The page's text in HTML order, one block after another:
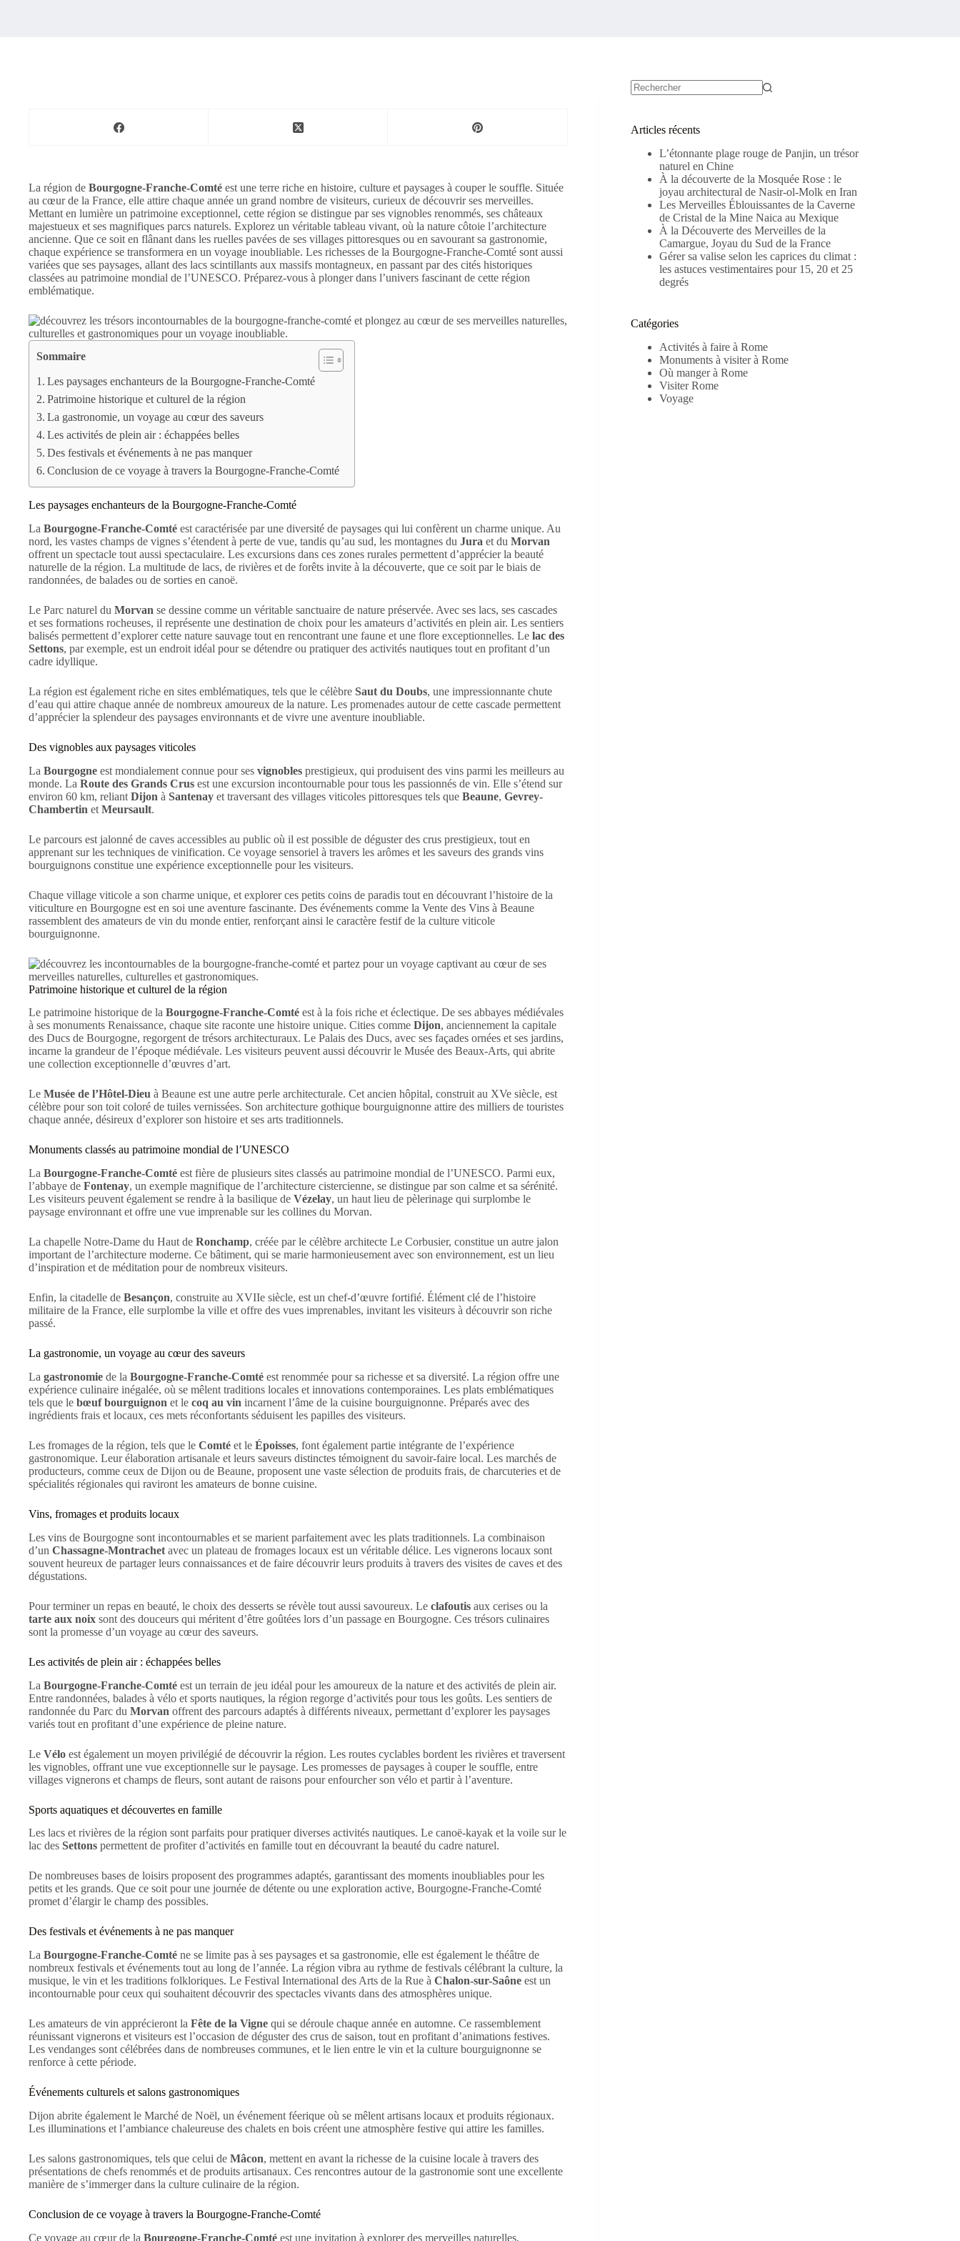
La région de Bourgogne-Franche-Comté est une terre riche en histoire, culture et paysages à couper le souffle. Située
au cœur de la France, elle attire chaque année un grand nombre de visiteurs, curieux de découvrir ses merveilles.
Mettant en lumière un patrimoine exceptionnel, cette région se distingue par ses vignobles renommés, ses châteaux
majestueux et ses magnifiques parcs naturels. Explorez un véritable tableau vivant, où la nature côtoie l’architecture
ancienne. Que ce soit en flânant dans les ruelles pavées de ses villages pittoresques ou en savourant sa gastronomie,
chaque expérience se transformera en un voyage inoubliable. Les richesses de la Bourgogne-Franche-Comté sont aussi
variées que ses paysages, allant des lacs scintillants aux massifs montagneux, en passant par des cités historiques
classées au patrimoine mondial de l’UNESCO. Préparez-vous à plonger dans l’univers fascinant de cette région
emblématique.
Sommaire
Les paysages enchanteurs de la Bourgogne-Franche-Comté
Patrimoine historique et culturel de la région
La gastronomie, un voyage au cœur des saveurs
Les activités de plein air : échappées belles
Des festivals et événements à ne pas manquer
Conclusion de ce voyage à travers la Bourgogne-Franche-Comté
Les paysages enchanteurs de la Bourgogne-Franche-Comté
La Bourgogne-Franche-Comté est caractérisée par une diversité de paysages qui lui confèrent un charme unique. Au
nord, les vastes champs de vignes s’étendent à perte de vue, tandis qu’au sud, les montagnes du Jura et du Morvan
offrent un spectacle tout aussi spectaculaire. Les excursions dans ces zones rurales permettent d’apprécier la beauté
naturelle de la région. La multitude de lacs, de rivières et de forêts invite à la découverte, que ce soit par le biais de
randonnées, de balades ou de sorties en canoë.
Le Parc naturel du Morvan se dessine comme un véritable sanctuaire de nature préservée. Avec ses lacs, ses cascades
et ses formations rocheuses, il représente une destination de choix pour les amateurs d’activités en plein air. Les sentiers
balisés permettent d’explorer cette nature sauvage tout en rencontrant une faune et une flore exceptionnelles. Le lac des
Settons, par exemple, est un endroit idéal pour se détendre ou pratiquer des activités nautiques tout en profitant d’un
cadre idyllique.
La région est également riche en sites emblématiques, tels que le célèbre Saut du Doubs, une impressionnante chute
d’eau qui attire chaque année de nombreux amoureux de la nature. Les promenades autour de cette cascade permettent
d’apprécier la splendeur des paysages environnants et de vivre une aventure inoubliable.
Des vignobles aux paysages viticoles
La Bourgogne est mondialement connue pour ses vignobles prestigieux, qui produisent des vins parmi les meilleurs au
monde. La Route des Grands Crus est une excursion incontournable pour tous les passionnés de vin. Elle s’étend sur
environ 60 km, reliant Dijon à Santenay et traversant des villages viticoles pittoresques tels que Beaune, Gevrey-
Chambertin et Meursault.
Le parcours est jalonné de caves accessibles au public où il est possible de déguster des crus prestigieux, tout en
apprenant sur les techniques de vinification. Ce voyage sensoriel à travers les arômes et les saveurs des grands vins
bourguignons constitue une expérience exceptionnelle pour les visiteurs.
Chaque village viticole a son charme unique, et explorer ces petits coins de paradis tout en découvrant l’histoire de la
viticulture en Bourgogne est en soi une aventure fascinante. Des événements comme la Vente des Vins à Beaune
rassemblent des amateurs de vin du monde entier, renforçant ainsi le caractère festif de la culture viticole
bourguignonne.
Patrimoine historique et culturel de la région
Le patrimoine historique de la Bourgogne-Franche-Comté est à la fois riche et éclectique. De ses abbayes médiévales
à ses monuments Renaissance, chaque site raconte une histoire unique. Cities comme Dijon, anciennement la capitale
des Ducs de Bourgogne, regorgent de trésors architecturaux. Le Palais des Ducs, avec ses façades ornées et ses jardins,
incarne la grandeur de l’époque médiévale. Les visiteurs peuvent aussi découvrir le Musée des Beaux-Arts, qui abrite
une collection exceptionnelle d’œuvres d’art.
Le Musée de l’Hôtel-Dieu à Beaune est une autre perle architecturale. Cet ancien hôpital, construit au XVe siècle, est
célèbre pour son toit coloré de tuiles vernissées. Son architecture gothique bourguignonne attire des milliers de touristes
chaque année, désireux d’explorer son histoire et ses arts traditionnels.
Monuments classés au patrimoine mondial de l’UNESCO
La Bourgogne-Franche-Comté est fière de plusieurs sites classés au patrimoine mondial de l’UNESCO. Parmi eux,
l’abbaye de Fontenay, un exemple magnifique de l’architecture cistercienne, se distingue par son calme et sa sérénité.
Les visiteurs peuvent également se rendre à la basilique de Vézelay, un haut lieu de pèlerinage qui surplombe le
paysage environnant et offre une vue imprenable sur les collines du Morvan.
La chapelle Notre-Dame du Haut de Ronchamp, créée par le célèbre architecte Le Corbusier, constitue un autre jalon
important de l’architecture moderne. Ce bâtiment, qui se marie harmonieusement avec son environnement, est un lieu
d’inspiration et de méditation pour de nombreux visiteurs.
Enfin, la citadelle de Besançon, construite au XVIIe siècle, est un chef-d’œuvre fortifié. Élément clé de l’histoire
militaire de la France, elle surplombe la ville et offre des vues imprenables, invitant les visiteurs à découvrir son riche
passé.
La gastronomie, un voyage au cœur des saveurs
La gastronomie de la Bourgogne-Franche-Comté est renommée pour sa richesse et sa diversité. La région offre une
expérience culinaire inégalée, où se mêlent traditions locales et innovations contemporaines. Les plats emblématiques
tels que le bœuf bourguignon et le coq au vin incarnent l’âme de la cuisine bourguignonne. Préparés avec des
ingrédients frais et locaux, ces mets réconfortants séduisent les papilles des visiteurs.
Les fromages de la région, tels que le Comté et le Époisses, font également partie intégrante de l’expérience
gastronomique. Leur élaboration artisanale et leurs saveurs distinctes témoignent du savoir-faire local. Les marchés de
producteurs, comme ceux de Dijon ou de Beaune, proposent une vaste sélection de produits frais, de charcuteries et de
spécialités régionales qui raviront les amateurs de bonne cuisine.
Vins, fromages et produits locaux
Les vins de Bourgogne sont incontournables et se marient parfaitement avec les plats traditionnels. La combinaison
d’un Chassagne-Montrachet avec un plateau de fromages locaux est un véritable délice. Les vignerons locaux sont
souvent heureux de partager leurs connaissances et de faire découvrir leurs produits à travers des visites de caves et des
dégustations.
Pour terminer un repas en beauté, le choix des desserts se révèle tout aussi savoureux. Le clafoutis aux cerises ou la
tarte aux noix sont des douceurs qui méritent d’être goûtées lors d’un passage en Bourgogne. Ces trésors culinaires
sont la promesse d’un voyage au cœur des saveurs.
Les activités de plein air : échappées belles
La Bourgogne-Franche-Comté est un terrain de jeu idéal pour les amoureux de la nature et des activités de plein air.
Entre randonnées, balades à vélo et sports nautiques, la région regorge d’activités pour tous les goûts. Les sentiers de
randonnée du Parc du Morvan offrent des parcours adaptés à différents niveaux, permettant d’explorer les paysages
variés tout en profitant d’une expérience de pleine nature.
Le Vélo est également un moyen privilégié de découvrir la région. Les routes cyclables bordent les rivières et traversent
les vignobles, offrant une vue exceptionnelle sur le paysage. Les promesses de paysages à couper le souffle, entre
villages vignerons et champs de fleurs, sont autant de raisons pour enfourcher son vélo et partir à l’aventure.
Sports aquatiques et découvertes en famille
Les lacs et rivières de la région sont parfaits pour pratiquer diverses activités nautiques. Le canoë-kayak et la voile sur le
lac des Settons permettent de profiter d’activités en famille tout en découvrant la beauté du cadre naturel.
De nombreuses bases de loisirs proposent des programmes adaptés, garantissant des moments inoubliables pour les
petits et les grands. Que ce soit pour une journée de détente ou une exploration active, Bourgogne-Franche-Comté
promet d’élargir le champ des possibles.
Des festivals et événements à ne pas manquer
La Bourgogne-Franche-Comté ne se limite pas à ses paysages et sa gastronomie, elle est également le théâtre de
nombreux festivals et événements tout au long de l’année. La région vibra au rythme de festivals célébrant la culture, la
musique, le vin et les traditions folkloriques. Le Festival International des Arts de la Rue à Chalon-sur-Saône est un
incontournable pour ceux qui souhaitent découvrir des spectacles vivants dans des atmosphères unique.
Les amateurs de vin apprécieront la Fête de la Vigne qui se déroule chaque année en automne. Ce rassemblement
réunissant vignerons et visiteurs est l’occasion de déguster des crus de saison, tout en profitant d’animations festives.
Les vendanges sont célébrées dans de nombreuses communes, et le lien entre le vin et la culture bourguignonne se
renforce à cette période.
Événements culturels et salons gastronomiques
Dijon abrite également le Marché de Noël, un événement féerique où se mêlent artisans locaux et produits régionaux.
Les illuminations et l’ambiance chaleureuse des chalets en bois créent une atmosphère festive qui attire les familles.
Les salons gastronomiques, tels que celui de Mâcon, mettent en avant la richesse de la cuisine locale à travers des
présentations de chefs renommés et de produits artisanaux. Ces rencontres autour de la gastronomie sont une excellente
manière de s’immerger dans la culture culinaire de la région.
Conclusion de ce voyage à travers la Bourgogne-Franche-Comté
Ce voyage au cœur de la Bourgogne-Franche-Comté est une invitation à explorer des merveilles naturelles,
Articles récents
L’étonnante plage rouge de Panjin, un trésor
naturel en Chine
À la découverte de la Mosquée Rose : le
joyau architectural de Nasir-ol-Molk en Iran
Les Merveilles Éblouissantes de la Caverne
de Cristal de la Mine Naica au Mexique
À la Découverte des Merveilles de la
Camargue, Joyau du Sud de la France
Gérer sa valise selon les caprices du climat :
les astuces vestimentaires pour 15, 20 et 25
degrés
Catégories
Activités à faire à Rome
Monuments à visiter à Rome
Où manger à Rome
Visiter Rome
Voyage